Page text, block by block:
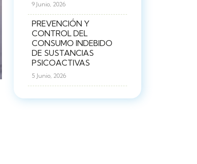
9 Junio, 2026
PREVENCIÓN Y
CONTROL DEL
CONSUMO INDEBIDO
DE SUSTANCIAS
PSICOACTIVAS
5 Junio, 2026